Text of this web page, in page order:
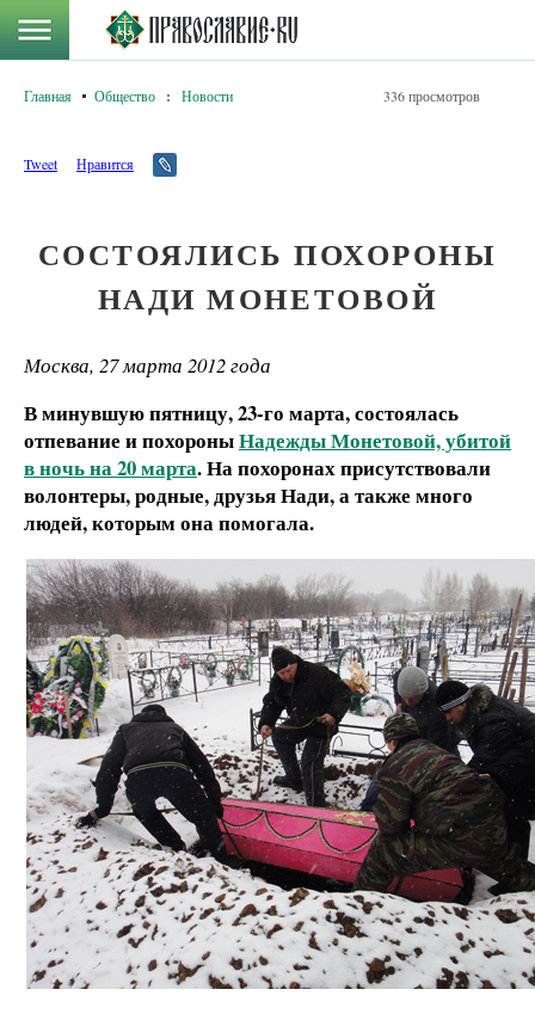
Главная Общество : Новости 336 просмотров
Tweet Нравится
СОСТОЯЛИСЬ ПОХОРОНЫ
НАДИ МОНЕТОВОЙ
Москва, 27 марта 2012 года
В минувшую пятницу, 23-го марта, состоялась
отпевание и похороныНадежды Монетовой, убитой
в ночь на 20 марта. На похоронах присутствовали
волонтеры, родные, друзья Нади, а также много
людей, которым она помогала.